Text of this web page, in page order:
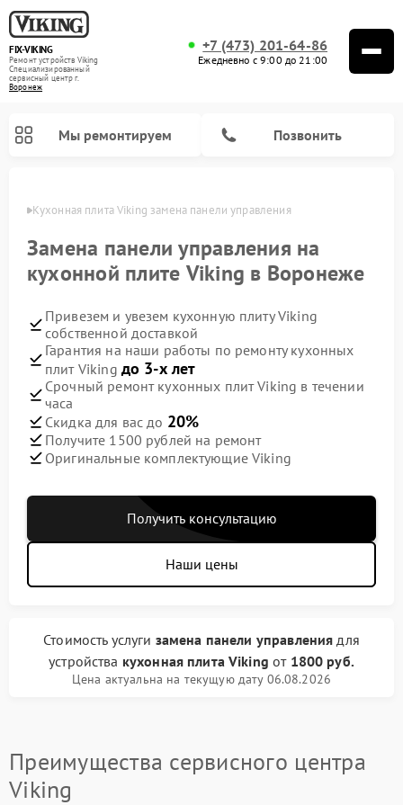
FIX-VIKING
Ремонт устройств Viking
Специализированный
cервисный центр г.
Воронеж
+7 (473) 201-64-86
Ежедневно с 9:00 до 21:00
Мы ремонтируем Позвонить
Кухонная плита Viking замена панели управления
Замена панели управления на
кухонной плите Viking в Воронеже
Привезем и увезем кухонную плиту Viking
собственной доставкой
Гарантия на наши работы по ремонту кухонных
плит Viking до 3-х лет
Срочный ремонт кухонных плит Viking в течении
часа
Скидка для вас до 20%
Получите 1500 рублей на ремонт
Оригинальные комплектующие Viking
Получить консультацию
Наши цены
Стоимость услуги замена панели управления для
устройства кухонная плита Viking от 1800 руб.
Цена актуальна на текущую дату 06.08.2026
Преимущества сервисного центра
Viking